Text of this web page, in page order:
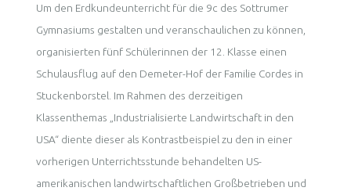
Um den Erdkundeunterricht für die 9c des Sottrumer
Gymnasiums gestalten und veranschaulichen zu können,
organisierten fünf Schülerinnen der 12. Klasse einen
Schulausflug auf den Demeter-Hof der Familie Cordes in
Stuckenborstel. Im Rahmen des derzeitigen
Klassenthemas „Industrialisierte Landwirtschaft in den
USA“ diente dieser als Kontrastbeispiel zu den in einer
vorherigen Unterrichtsstunde behandelten US-
amerikanischen landwirtschaftlichen Großbetrieben und